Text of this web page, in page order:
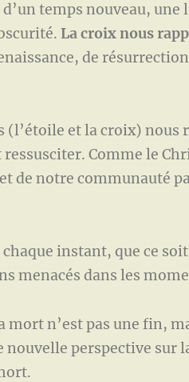
d’un temps nouveau,
La croix nous
de
et la croix) nous
Comme le
de notre communauté
instant, que ce soit
menacés dans les
n’est pas une fin,
perspective sur